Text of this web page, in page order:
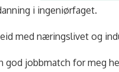
i ingeniørfaget.
med næringslivet og
god jobbmatch for meg